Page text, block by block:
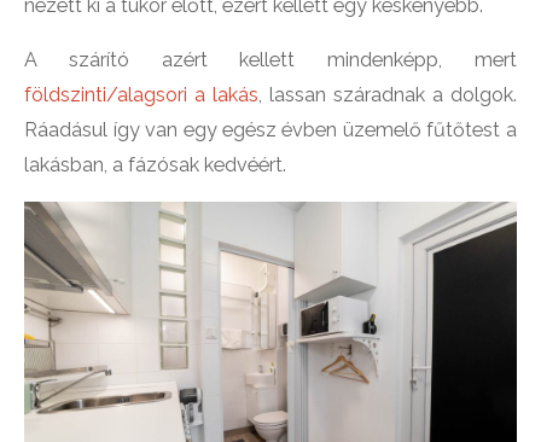
nézett ki a tükör előtt, ezért kellett egy keskenyebb.
A szárító azért kellett mindenképp, mert
földszinti/alagsori a lakás, lassan száradnak a dolgok.
Ráadásul így van egy egész évben üzemelő fűtőtest a
lakásban, a fázósak kedvéért.